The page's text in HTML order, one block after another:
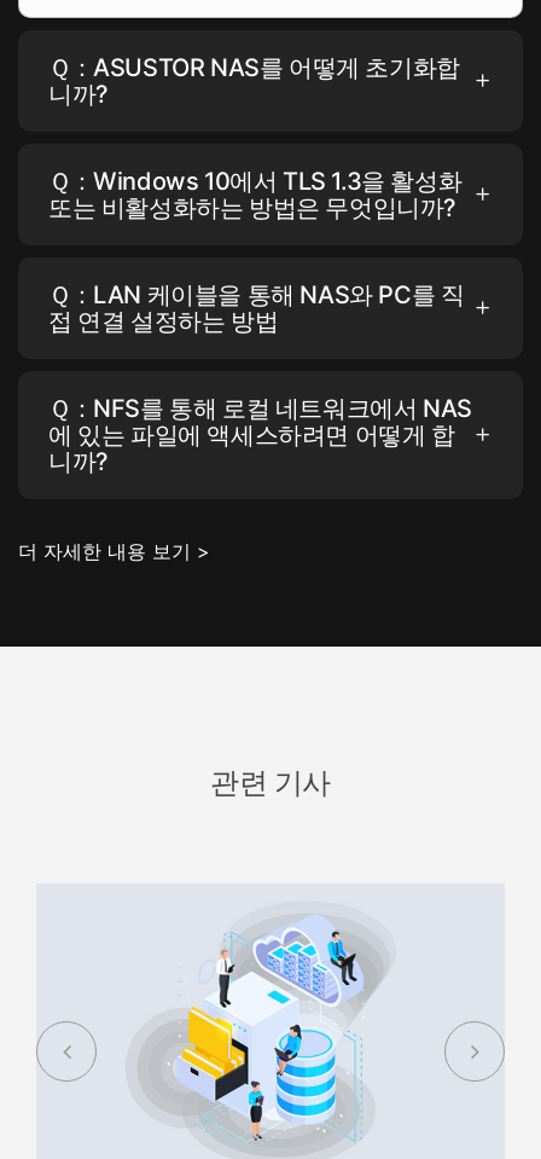
Ｑ：ASUSTOR NAS를 어떻게 초기화합
니까?
Ｑ：Windows 10에서 TLS 1.3을 활성화
또는 비활성화하는 방법은 무엇입니까?
Ｑ：LAN 케이블을 통해 NAS와 PC를 직
접 연결 설정하는 방법
Ｑ：NFS를 통해 로컬 네트워크에서 NAS
에 있는 파일에 액세스하려면 어떻게 합
니까?
더 자세한 내용 보기 >
관련 기사